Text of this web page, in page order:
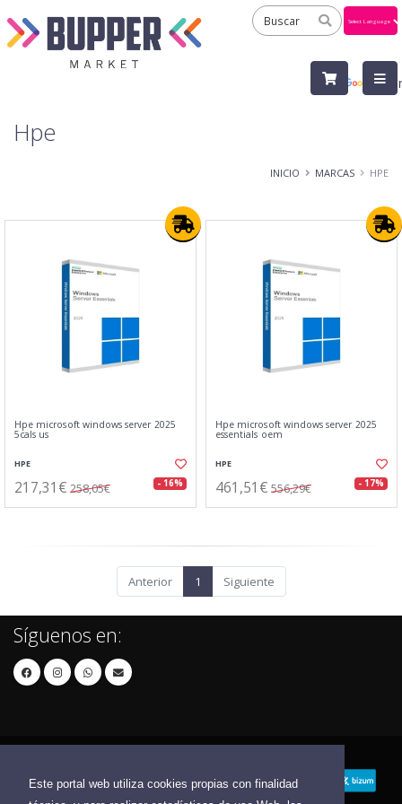
Este portal web utiliza cookies propias con finalidad
by
Hpe
INICIO MARCAS HPE
Hpe microsoft windows server 2025
5cals us
HPE
217,31€ 258,05€ - 16%
Hpe microsoft windows server 2025
essentials oem
HPE
461,51€ 556,29€ - 17%
Anterior 1 Siguiente
Síguenos en: